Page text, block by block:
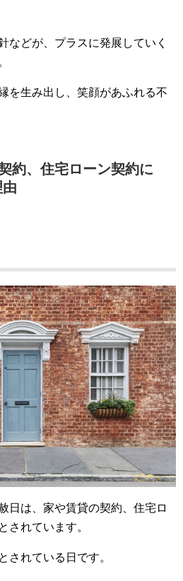
などが、プラスに発展していく
を生み出し、笑顔があふれる不
約、住宅ローン契約に
日は、家や賃貸の契約、住宅ロ
されています。
されている日です。